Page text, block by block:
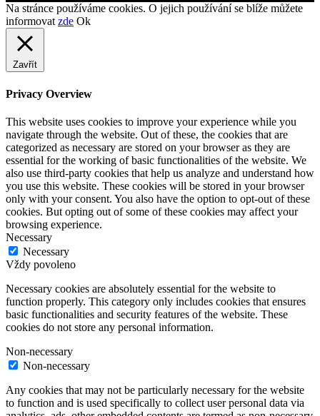
Na stránce používáme cookies. O jejich používání se blíže můžete
informovat zde Ok
Zavřít
Privacy Overview
This website uses cookies to improve your experience while you
navigate through the website. Out of these, the cookies that are
categorized as necessary are stored on your browser as they are
essential for the working of basic functionalities of the website. We
also use third-party cookies that help us analyze and understand how
you use this website. These cookies will be stored in your browser
only with your consent. You also have the option to opt-out of these
cookies. But opting out of some of these cookies may affect your
browsing experience.
Necessary
Necessary
Vždy povoleno
Necessary cookies are absolutely essential for the website to
function properly. This category only includes cookies that ensures
basic functionalities and security features of the website. These
cookies do not store any personal information.
Non-necessary
Non-necessary
Any cookies that may not be particularly necessary for the website
to function and is used specifically to collect user personal data via